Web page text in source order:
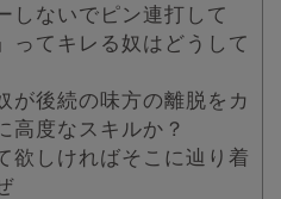
しないでピン連打して
ってキレる奴はどうして
が後続の味方の離脱をカ
高度なスキルか？
欲しければそこに辿り着